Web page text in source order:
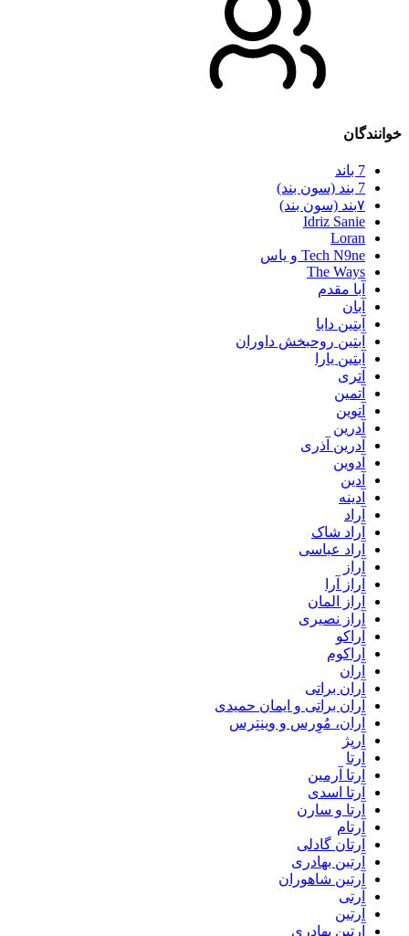
خوانندگان
7 باند
7 بند (سون بند)
۷بند (سون بند)
Idriz Sanie
Loran
Tech N9ne و یاس
The Ways
آبا مقدم
آبان
آبتین دابا
آبتین روحبخش داوران
آبتین یارا
آتری
آتمین
آتوین
آدرین
آدرین آذری
آدوین
آدین
آدینه
آراد
آراد شاک
آراد عباسی
آراز
آراز آرا
آراز المان
آراز نصیری
آراکو
آراکوم
آران
آران براتی
آران براتی و ایمان حمیدی
آران، مُوِرس و وینتِرس
آرپژ
آرتا
آرتا آرمین
آرتا اسدی
آرتا و سارن
آرتام
آرتان گادلی
آرتبن بهادری
آرتين شاهوران
آرتی
آرتین
آرتین بهادری